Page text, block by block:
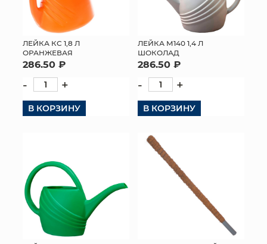
ЛЕЙКА КС 1,8 Л
ОРАНЖЕВАЯ
286.50 ₽
- +
В КОРЗИНУ
ЛЕЙКА М140 1,4 Л
ШОКОЛАД
286.50 ₽
- +
В КОРЗИНУ